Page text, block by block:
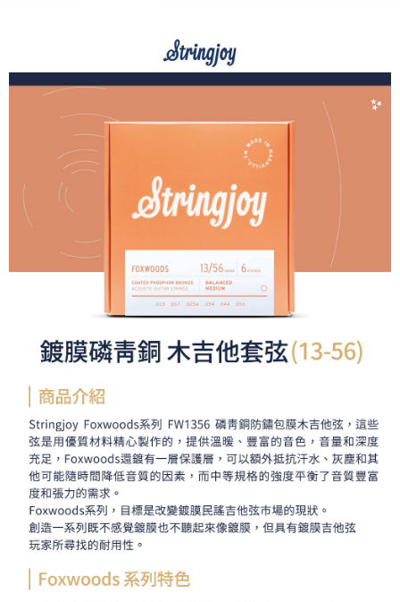
全盈+PAY
AFTEE先享後付
【關於「AFTEE先享後付」】
AFTEE先享後付是「在收到商品之後才付款」的支付方式。 讓您購物簡單
便利好安心！
１．簡單：不需註冊會員、不需綁卡、不需儲值。
２．便利：只要手機號碼，簡訊認證，即可結帳。
３．安心：先確認商品／服務後，再付款。
【「AFTEE先享後付」結帳流程】
１．於結帳方式選擇「AFTEE先享後付」後，將跳轉至「AFTEE先享後付」
結帳頁面，進行簡訊認證並確認金額後，即可完成結帳。
２．訂單成立數日內，您將收到繳費通知簡訊。
ATM／網路銀行／等多元方式進行付款，方視為交易完成。
購買商品的店家。未經商家同意取消之訂單仍視為有效，需透過AFTEE先享
後付繳納相關費用。
※ 交易是否成功請以「AFTEE先享後付 」之結帳頁面顯示為準，若有關於
是否繳費成功／繳費後需取消欲退款等相關疑問，請聯繫「AFTEE先享後付
客戶支援中心」https://netprotections.freshdesk.com/support/home
【注意事項】
１．透過由恩沛科技股份有限公司提供之「AFTEE先享後付」服務完成之交
易，需依本服務之必要範圍內提供個人資料，並將交易相關給付款項請求債
權轉讓予恩沛科技股份有限公司。
２．關於個人資料處理事宜，請瀏覽以下網址：
３．未成年的使用者請事先徵得法定代理人或監護人之同意方可使用
「AFTEE先享後付」，若未經同意申辦者引起之損失，本公司不負相關責
ATM付款
運送方式
全家取貨付款
每筆NT$60，滿NT$399(含以上)免運費
7-11取貨付款
每筆NT$60，滿NT$399(含以上)免運費
宅配
每筆NT$75，滿NT$399(含以上)免運費
付款後門市自取
免運費